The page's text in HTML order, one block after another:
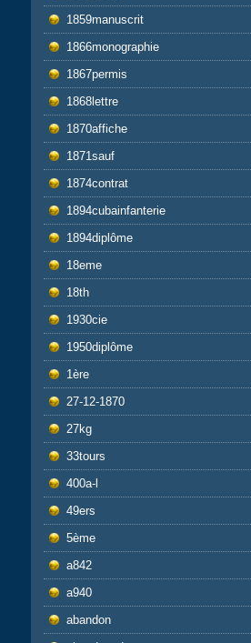
1859manuscrit
1866monographie
1867permis
1868lettre
1870affiche
1871sauf
1874contrat
1894cubainfanterie
1894diplôme
18eme
18th
1930cie
1950diplôme
1ère
27-12-1870
27kg
33tours
400a-l
49ers
5ème
a842
a940
abandon